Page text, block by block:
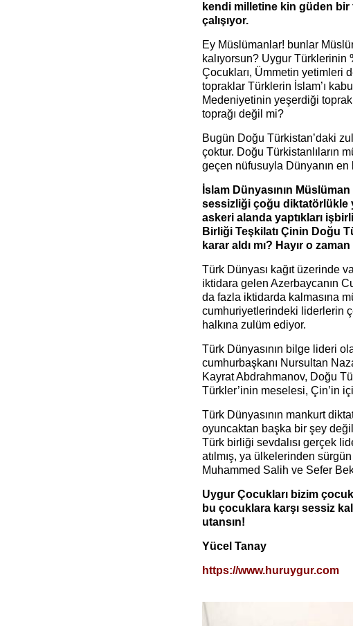
kendi milletine kin güden
çalışıyor.
Ey Müslümanlar! bunlar
kalıyorsun? Uygur
Çocukları, Ümmetin yetimleri
topraklar Türklerin İslam’ı
Medeniyetinin yeşerdiği
toprağı değil mi?
Bugün Doğu Türkistan’daki
çoktur. Doğu Türkistanlıların
geçen nüfusuyla Dünyanın en
İslam Dünyasının
sessizliği çoğu diktatörlükle
askeri alanda yaptıkları
Birliği Teşkilatı Çinin Doğu
karar aldı mı? Hayır o
Türk Dünyası kağıt üzerinde
iktidara gelen Azerbaycanın
da fazla iktidarda kalmasına
cumhuriyetlerindeki liderlerin
halkına zulüm ediyor.
Türk Dünyasının bilge lideri
cumhurbaşkanı Nursultan
Kayrat Abdrahmanov, Doğu
Türkler’inin meselesi, Çin’in
Türk Dünyasının mankurt
oyuncaktan başka bir şey
Türk birliği sevdalısı gerçek
atılmış, ya ülkelerinden
Muhammed Salih ve Sefer
Uygur Çocukları bizim
bu çocuklara karşı sessiz
utansın!
Yücel Tanay
https://www.huruygur.com